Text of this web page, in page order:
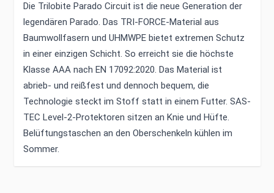
Die Trilobite Parado Circuit ist die neue Generation der
legendären Parado. Das TRI-FORCE-Material aus
Baumwollfasern und UHMWPE bietet extremen Schutz
in einer einzigen Schicht. So erreicht sie die höchste
Klasse AAA nach EN 17092:2020. Das Material ist
abrieb- und reißfest und dennoch bequem, die
Technologie steckt im Stoff statt in einem Futter. SAS-
TEC Level-2-Protektoren sitzen an Knie und Hüfte.
Belüftungstaschen an den Oberschenkeln kühlen im
Sommer.